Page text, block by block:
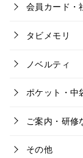
会員カード・
タビメモリ
ノベルティ
ポケット・中
ご案内・研修
その他